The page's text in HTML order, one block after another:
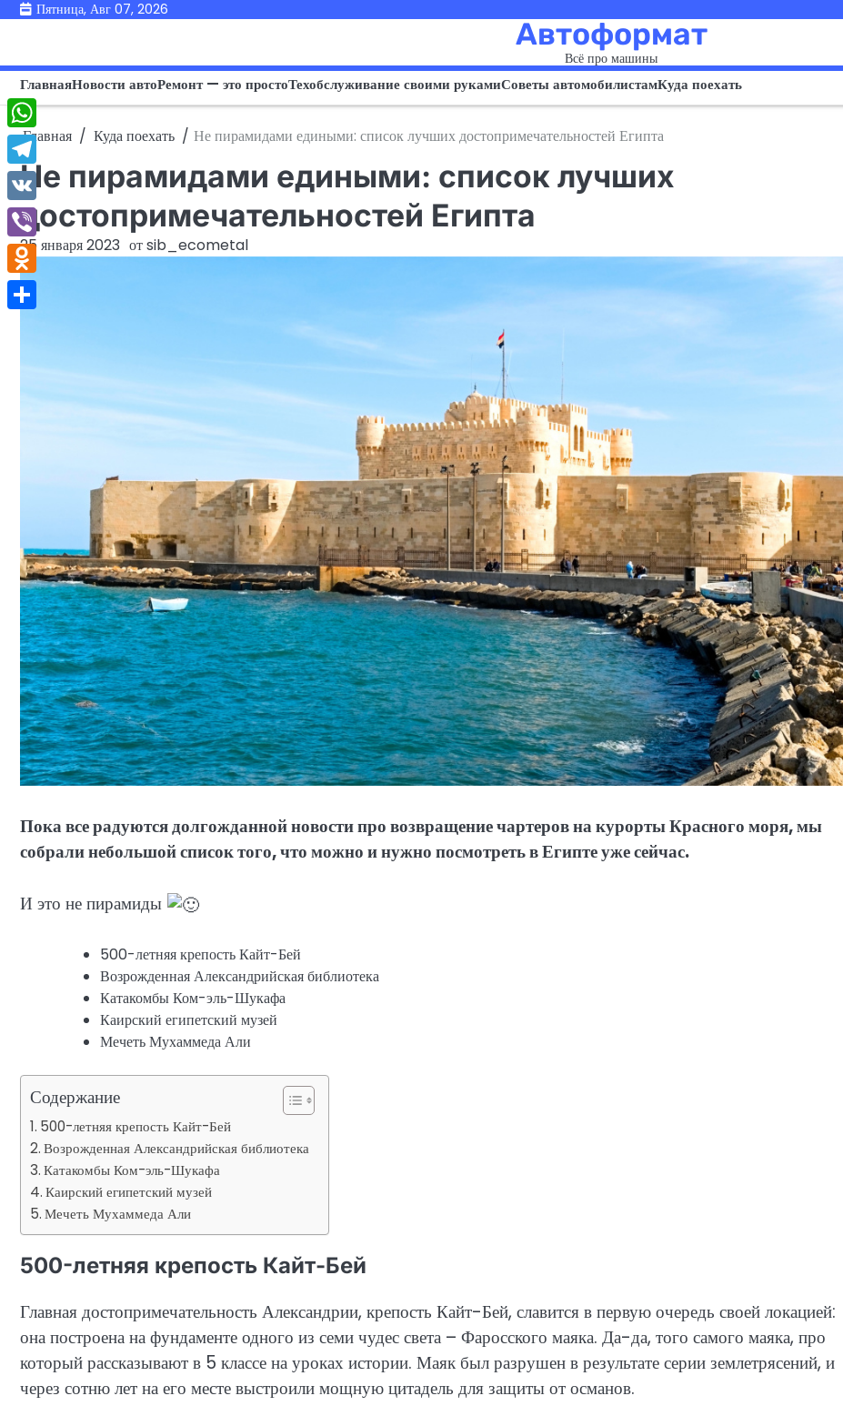
ПерейтиПятница, Авг 07, 2026
Автоформат
Всё про машины
ГлавнаяНовости автоРемонт — это простоТехобслуживание своими рукамиСоветы автомобилистамКуда поехать
Главная Куда поехать Не пирамидами едиными: список лучших достопримечательностей Египта
Не пирамидами едиными: список лучших
достопримечательностей Египта
25 января 2023 отsib_ecometal
Пока все радуются долгожданной новости про возвращение чартеров на курорты Красного моря, мы
собрали небольшой список того, что можно и нужно посмотреть в Египте уже сейчас.
И это не пирамиды
500-летняя крепость Кайт-Бей
Возрожденная Александрийская библиотека
Катакомбы Ком-эль-Шукафа
Каирский египетский музей
Мечеть Мухаммеда Али
Содержание
500-летняя крепость Кайт-Бей
Возрожденная Александрийская библиотека
Катакомбы Ком-эль-Шукафа
Каирский египетский музей
Мечеть Мухаммеда Али
500-летняя крепость Кайт-Бей
Главная достопримечательность Александрии, крепость Кайт-Бей, славится в первую очередь своей локацией:
она построена на фундаменте одного из семи чудес света – Фаросского маяка. Да-да, того самого маяка, про
который рассказывают в 5 классе на уроках истории. Маяк был разрушен в результате серии землетрясений, и
через сотню лет на его месте выстроили мощную цитадель для защиты от османов.
WhatsApp
Telegram
VK
Viber
Odnoklassniki